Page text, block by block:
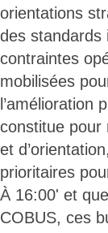
orientations
des standards
contraintes
mobilisées
l’amélioration
constitue pour
et
prioritaires
À 16:00' et
COBUS, ces